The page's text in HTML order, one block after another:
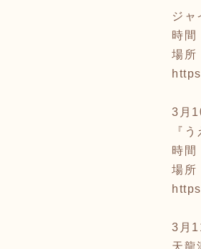
ジャ
時間
場所
3月
『
時間
場所
3月
天龍